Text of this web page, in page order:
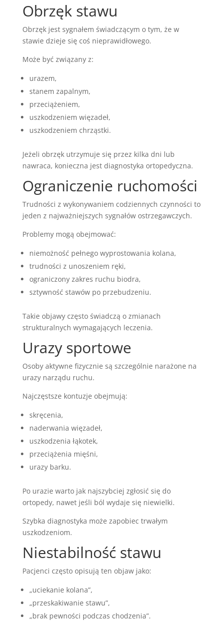
Obrzęk stawu
Obrzęk jest sygnałem świadczącym o tym, że w
stawie dzieje się coś nieprawidłowego.
Może być związany z:
urazem,
stanem zapalnym,
przeciążeniem,
uszkodzeniem więzadeł,
uszkodzeniem chrząstki.
Jeżeli obrzęk utrzymuje się przez kilka dni lub
nawraca, konieczna jest diagnostyka ortopedyczna.
Ograniczenie ruchomości
Trudności z wykonywaniem codziennych czynności to
jeden z najważniejszych sygnałów ostrzegawczych.
Problemy mogą obejmować:
niemożność pełnego wyprostowania kolana,
trudności z unoszeniem ręki,
ograniczony zakres ruchu biodra,
sztywność stawów po przebudzeniu.
Takie objawy często świadczą o zmianach
strukturalnych wymagających leczenia.
Urazy sportowe
Osoby aktywne fizycznie są szczególnie narażone na
urazy narządu ruchu.
Najczęstsze kontuzje obejmują:
skręcenia,
naderwania więzadeł,
uszkodzenia łąkotek,
przeciążenia mięśni,
urazy barku.
Po urazie warto jak najszybciej zgłosić się do
ortopedy, nawet jeśli ból wydaje się niewielki.
Szybka diagnostyka może zapobiec trwałym
uszkodzeniom.
Niestabilność stawu
Pacjenci często opisują ten objaw jako:
„uciekanie kolana”,
„przeskakiwanie stawu”,
„brak pewności podczas chodzenia”.